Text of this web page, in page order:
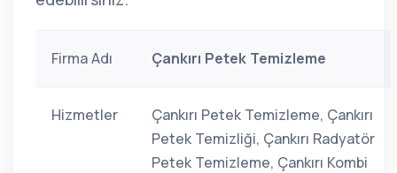
Firma Adı Çankırı Petek Temizleme
Hizmetler
Çankırı Petek Temizleme, Çankırı
Petek Temizliği, Çankırı Radyatör
Petek Temizleme, Çankırı Kombi